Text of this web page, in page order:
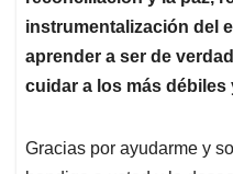
instrumentalización del
aprender a ser de
cuidar a los más débiles
Gracias por ayudarme y